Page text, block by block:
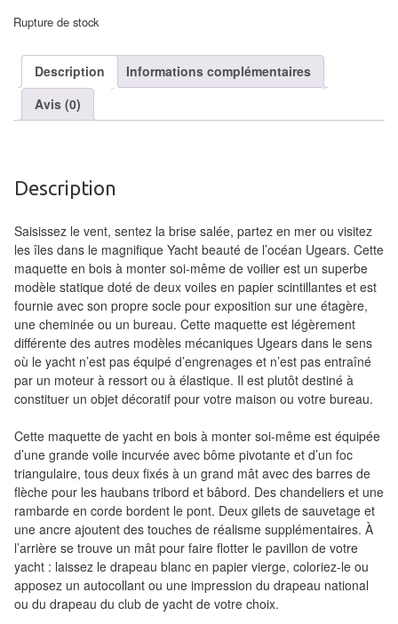
Echiquiers
clubs
Pièces
Ecoles
&
Echiquiers
air
Pendules
Echiquier
pour
aveugles
Logiciels
Livres
en
anglais
Livres
en
français
Rupture de stock
Description
Informations complémentaires
Avis (0)
Description
Saisissez le vent, sentez la brise salée, partez en mer ou visitez
les îles dans le magnifique Yacht beauté de l’océan Ugears. Cette
maquette en bois à monter soi-même de voilier est un superbe
modèle statique doté de deux voiles en papier scintillantes et est
fournie avec son propre socle pour exposition sur une étagère,
une cheminée ou un bureau. Cette maquette est légèrement
différente des autres modèles mécaniques Ugears dans le sens
où le yacht n’est pas équipé d’engrenages et n’est pas entraîné
par un moteur à ressort ou à élastique. Il est plutôt destiné à
constituer un objet décoratif pour votre maison ou votre bureau.
Cette maquette de yacht en bois à monter soi-même est équipée
d’une grande voile incurvée avec bôme pivotante et d’un foc
triangulaire, tous deux fixés à un grand mât avec des barres de
flèche pour les haubans tribord et bâbord. Des chandeliers et une
rambarde en corde bordent le pont. Deux gilets de sauvetage et
une ancre ajoutent des touches de réalisme supplémentaires. À
l’arrière se trouve un mât pour faire flotter le pavillon de votre
yacht : laissez le drapeau blanc en papier vierge, coloriez-le ou
apposez un autocollant ou une impression du drapeau national
ou du drapeau du club de yacht de votre choix.